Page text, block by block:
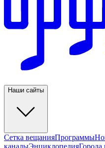
Наши сайты
Сетка вещанияПрограммы
каналыЭнциклопедияГорода